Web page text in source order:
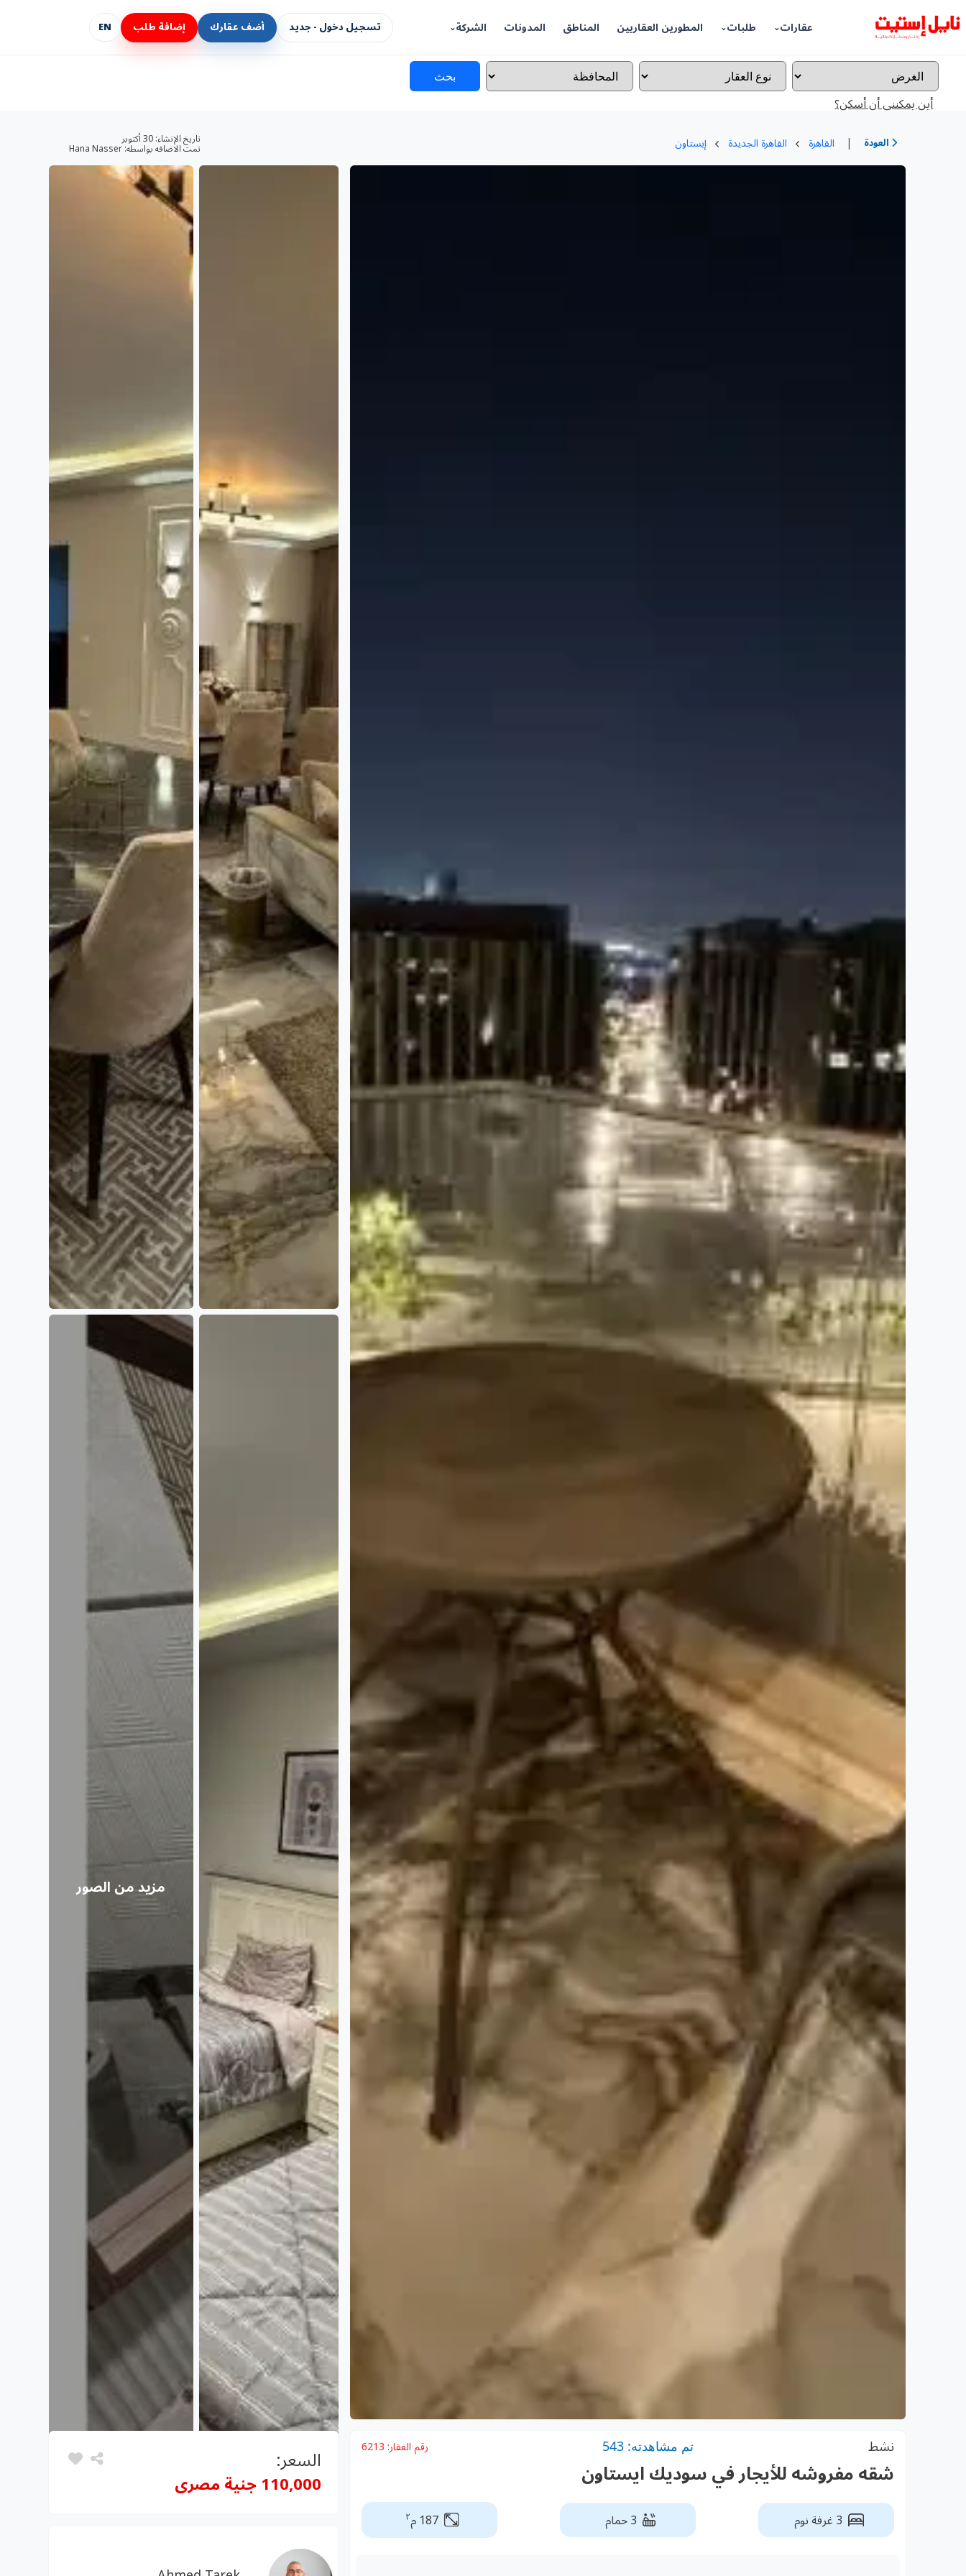
عقارات طلبات المطورين العقاريين المناطق المدونات الشركة تسجيل دخول - جديد أضف عقارك إضافة طلب EN
بحث
أين يمكننى أن أسكن؟
العودة | القاهرة القاهرة الجديدة إيستاون تاريخ الإنشاء: 30 أكتوبر
تمت الاضافه بواسطه: Hana Nasser
مزيد من الصور
السعر:
110,000 جنية مصرى
نشط تم مشاهدته: 543 رقم العقار: 6213
شقه مفروشه للأيجار في سوديك ايستاون
3 غرفة نوم 3 حمام 187 م ٢